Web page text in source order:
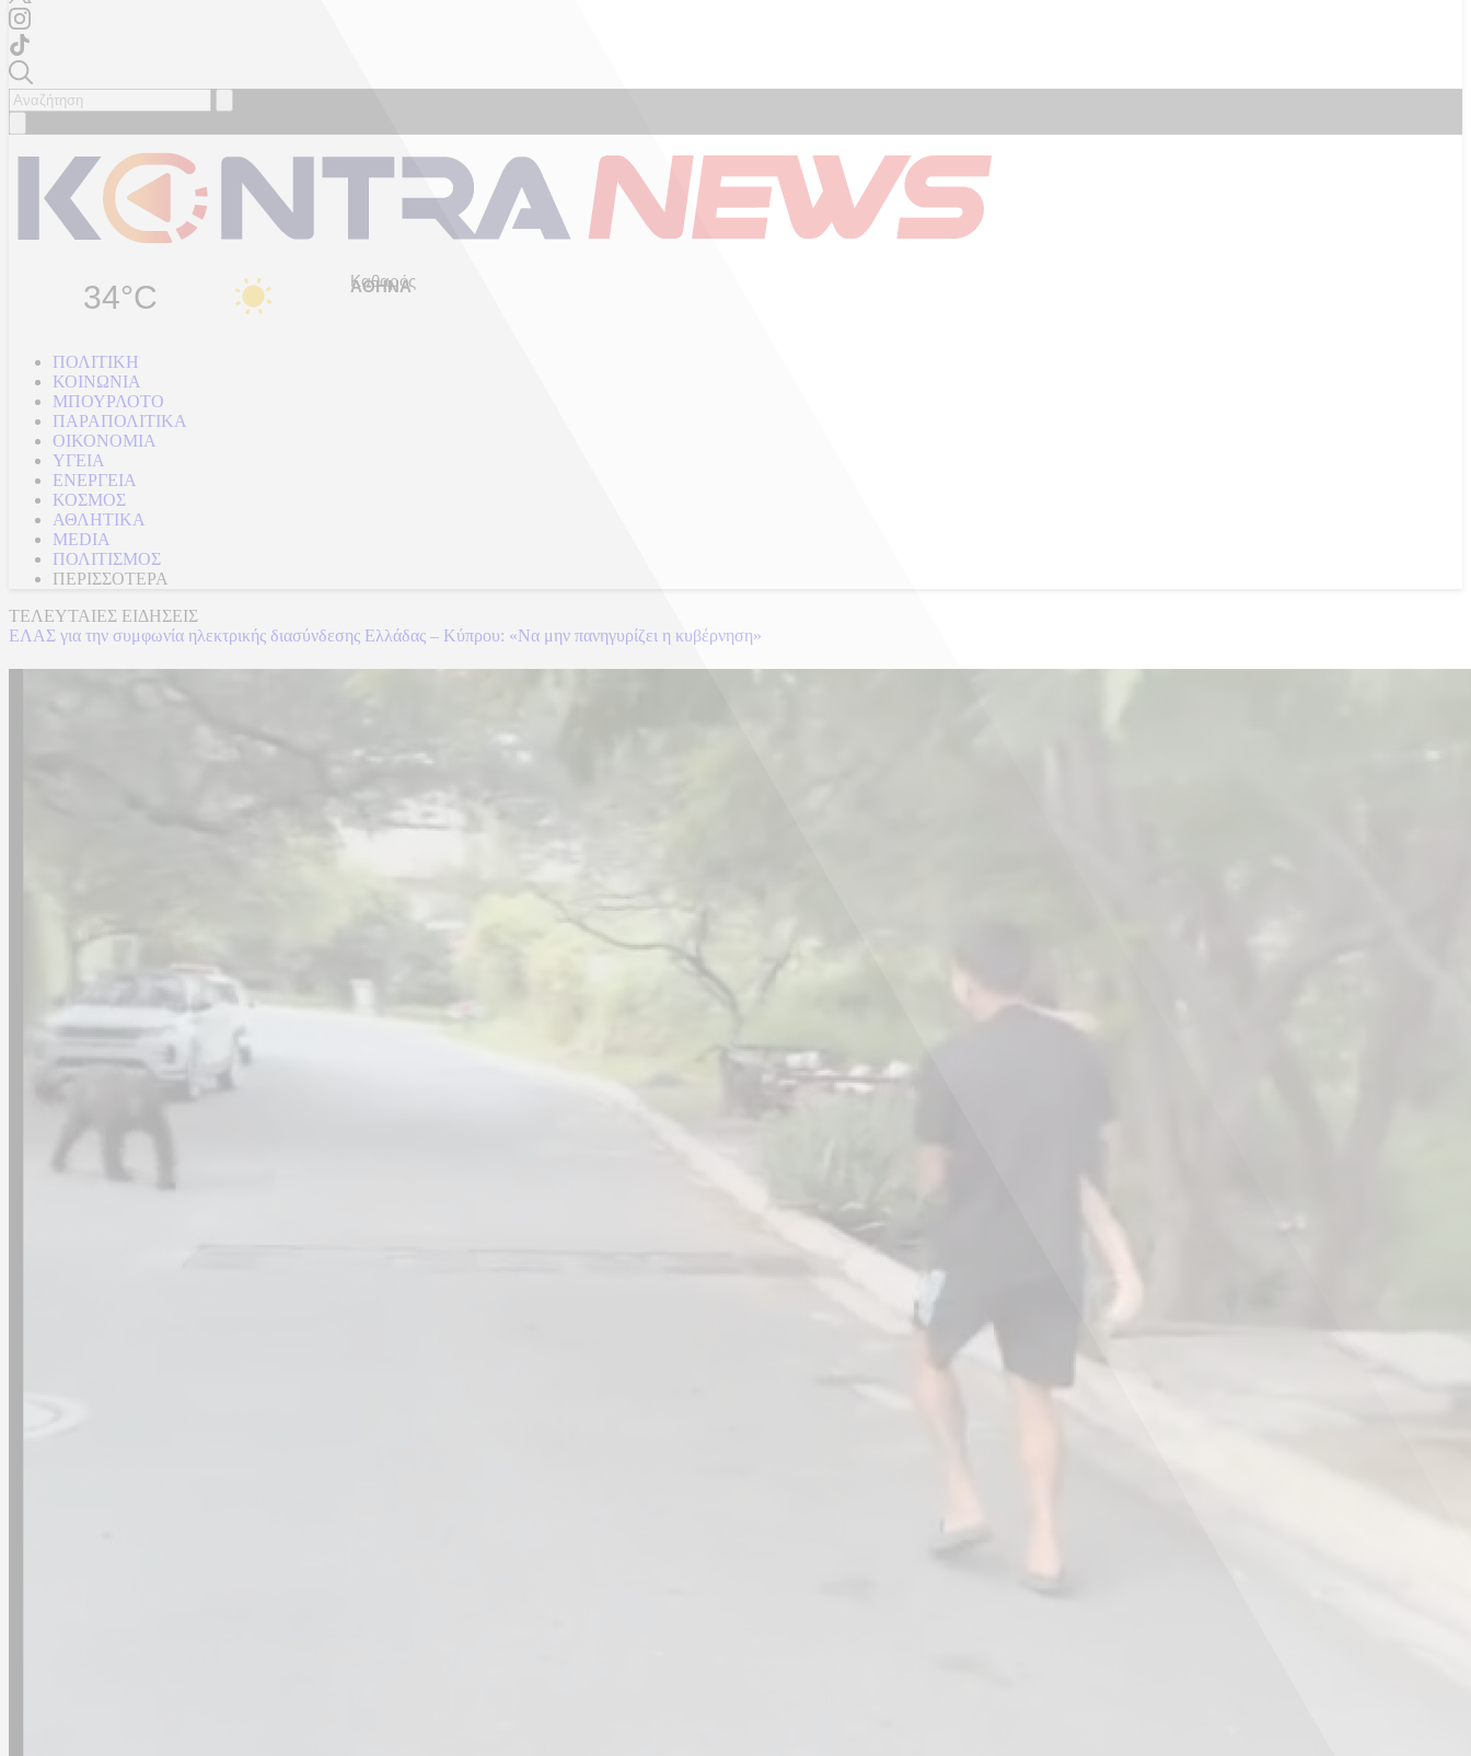
34°C Καθαρός
ΠΟΛΙΤΙΚΗ
ΚΟΙΝΩΝΙΑ
ΜΠΟΥΡΛΟΤΟ
ΠΑΡΑΠΟΛΙΤΙΚΑ
ΟΙΚΟΝΟΜΙΑ
ΥΓΕΙΑ
ΕΝΕΡΓΕΙΑ
ΚΟΣΜΟΣ
ΑΘΛΗΤΙΚΑ
MEDIA
ΠΟΛΙΤΙΣΜΟΣ
ΠΕΡΙΣΣΟΤΕΡΑ
ΤΕΛΕΥΤΑΙΕΣ ΕΙΔΗΣΕΙΣ
ΕΛΑΣ για την συμφωνία ηλεκτρικής διασύνδεσης Ελλάδας – Κύπρου: «Να μην πανηγυρίζει η κυβέρνηση»